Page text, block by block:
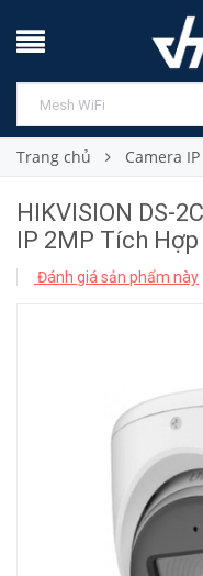
Trang chủ Camera IP
HIKVISION DS-
IP 2MP Tích
Đánh giá sản phẩm này